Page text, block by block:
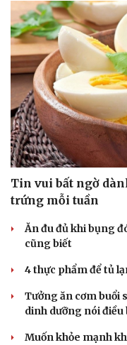
Tin vui bất ngờ
trứng mỗi tuần
Ăn đu đủ khi bụng
cũng biết
4 thực phẩm để tủ
Tưởng ăn cơm buổi
dinh dưỡng nói điều
Muốn khỏe mạnh